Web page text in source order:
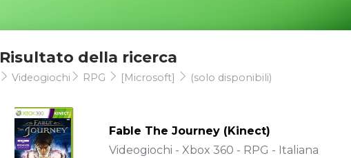
Risultato della ricerca
Videogiochi RPG [Microsoft] (solo disponibili)
Fable The Journey (Kinect)
Videogiochi - Xbox 360 - RPG - Italiana